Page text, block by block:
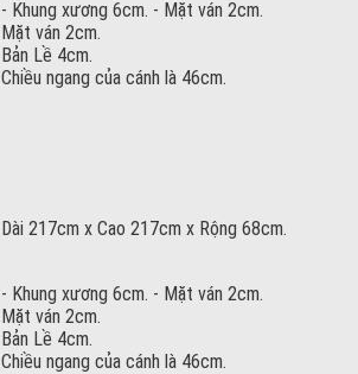
- Khung xương 6cm. - Mặt ván 2cm.
Mặt ván 2cm.
Bản Lề 4cm.
Chiều ngang của cánh là 46cm.
Dài 217cm x Cao 217cm x Rộng 68cm.
- Khung xương 6cm. - Mặt ván 2cm.
Mặt ván 2cm.
Bản Lề 4cm.
Chiều ngang của cánh là 46cm.